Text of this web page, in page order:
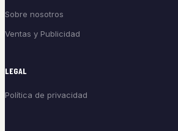
Sobre nosotros
Ventas y Publicidad
LEGAL
Política de privacidad